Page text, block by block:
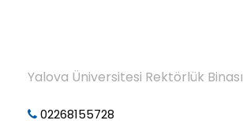
Yalova Üniversitesi Rektörlük Binası
02268155728